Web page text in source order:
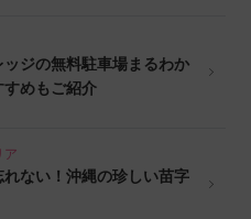
ジの無料駐車場まるわか
すめもご紹介
ア
ない！沖縄の珍しい苗字